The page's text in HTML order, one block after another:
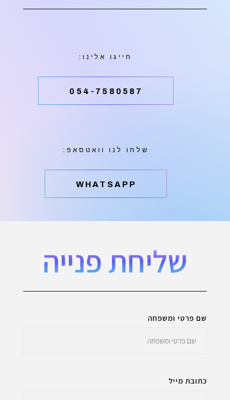
חייגו אלינו:
054-7580587
שלחו לנו וואטסאפ:
‫WHATSAPP
שליחת פנייה
שם פרטי ומשפחה
כתובת מייל